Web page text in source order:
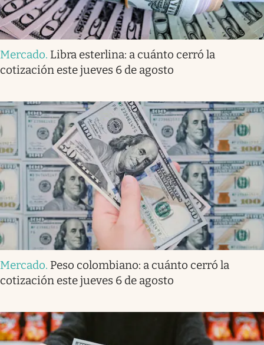
Mercado. Libra esterlina: a cuánto cerró la
cotización este jueves 6 de agosto
Mercado. Peso colombiano: a cuánto cerró la
cotización este jueves 6 de agosto